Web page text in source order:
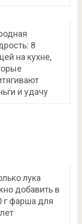
8
на кухне,
и удачу
лука
добавить в
г фарша для